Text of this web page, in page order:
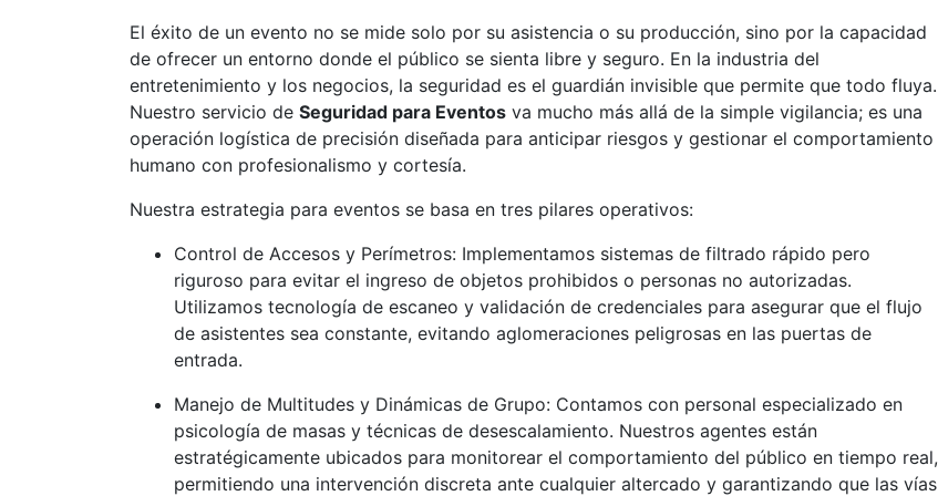
​El éxito de un evento no se mide solo por su asistencia o su producción, sino por la capacidad
de ofrecer un entorno donde el público se sienta libre y seguro. En la industria del
entretenimiento y los negocios, la seguridad es el guardián invisible que permite que todo fluya.
Nuestro servicio de Seguridad para Eventos va mucho más allá de la simple vigilancia; es una
operación logística de precisión diseñada para anticipar riesgos y gestionar el comportamiento
humano con profesionalismo y cortesía.
​Nuestra estrategia para eventos se basa en tres pilares operativos:
Control de Accesos y Perímetros: Implementamos sistemas de filtrado rápido pero
riguroso para evitar el ingreso de objetos prohibidos o personas no autorizadas.
Utilizamos tecnología de escaneo y validación de credenciales para asegurar que el flujo
de asistentes sea constante, evitando aglomeraciones peligrosas en las puertas de
entrada.
​Manejo de Multitudes y Dinámicas de Grupo: Contamos con personal especializado en
psicología de masas y técnicas de desescalamiento. Nuestros agentes están
estratégicamente ubicados para monitorear el comportamiento del público en tiempo real,
permitiendo una intervención discreta ante cualquier altercado y garantizando que las vías